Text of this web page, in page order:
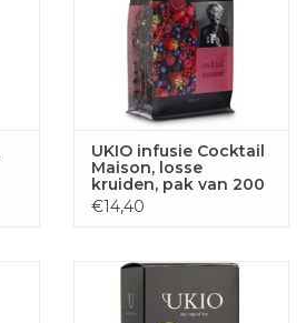
UKIO infusie Cocktail
Maison, losse
kruiden, pak van 200
gram
€14,40